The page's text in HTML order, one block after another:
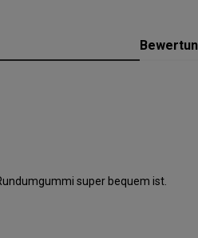
super bequem ist.